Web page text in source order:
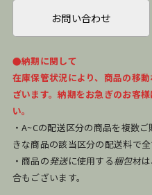
お問い合わせ
●納期に関して
在庫保管状況により、商品の移
ざいます。納期をお急ぎのお客
い。
・A~Cの配送区分の商品を複数
きな商品の該当区分の配送料で
・商品の発送に使用する梱包材は
合もございます。